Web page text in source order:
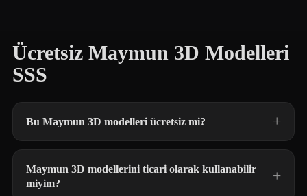
Ücretsiz Maymun 3D Modelleri
SSS
Bu Maymun 3D modelleri ücretsiz mi?
Maymun 3D modellerini ticari olarak kullanabilir
miyim?